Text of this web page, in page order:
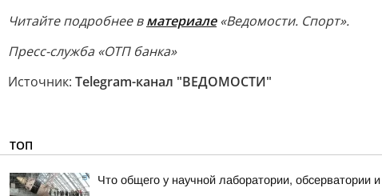
Читайте подробнее вматериале«Ведомости. Спорт».
Пресс-служба «ОТП банка»
Источник: Telegram-канал "ВЕДОМОСТИ"
ТОП
Что общего у научной лаборатории, обсерватории